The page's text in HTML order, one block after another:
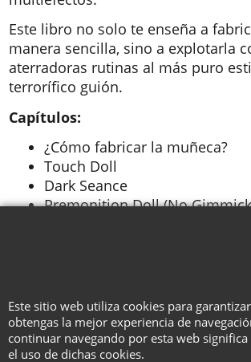
Este libro no solo te enseña a
manera sencilla, sino a explotarla
aterradoras rutinas al más puro
terrorífico guión.
Capítulos:
¿Cómo fabricar la muñeca?
Touch Doll
Dark Seance
Premonition Doll (No
Este sitio web utiliza cookies para
obtengas la mejor experiencia de
continuar navegando por esta web significa
el uso de dichas cookies.